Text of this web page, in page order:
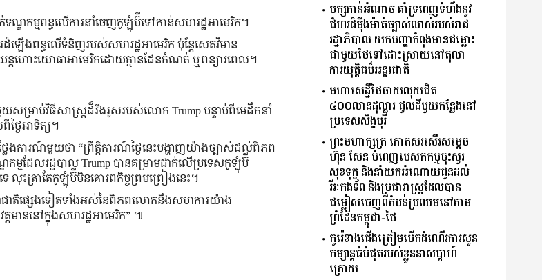
ទណ្ឌកម្មពន្ធលើការនាំចេញកូឡុំប៊ីទៅកាន់សហរដ្ឋអាមេរិក។
ើងពន្ធលើទំនិញរបស់សហរដ្ឋអាមេរិក ប៉ុន្តែសេតវិមាន
ហោះយោធាអាមេរិកដោយគ្មានដែនកំណត់ ឬពន្យារពេល។
សម្រាប់វិធីសាស្រ្តដ៏រឹងរូសរបស់លោក Trump បន្ទាប់ពីមេដឹកនាំ
ថ្ងៃអាទិត្យ។
ែងការណ៍មួយថា “ព្រឹត្តិការណ៍ថ្ងៃនេះបង្ហាញយ៉ាងច្បាស់ដល់ពិភព
ម្មដែលរដ្ឋបាល Trump បានគម្រាមដាក់លើប្រទេសកូឡុំប៊ី
េ លុះត្រាតែកូឡុំប៊ីមិនគោរពកិច្ចព្រមព្រៀងនេះ។
ាជាតិផ្សេងទៀតទាំងអស់នៃពិភពលោកនឹងសហការយ៉ាង
មាននៅក្នុងសហរដ្ឋអាមេរិក” ៕
បក្សកាន់អំណាច គាំទ្រពេញទំហឹងនូវ
ជំហរដ៏ម៉ឺងម៉ាត់ច្បាស់លាស់របស់រាជ
រដ្ឋាភិបាល យកបញ្ហាកំពុងមានជម្លោះ
ជាមួយថៃទៅដោះស្រាយនៅតុលា
ការយុត្តិធម៌អន្តរជាតិ
មហាសេដ្ឋីថៃចាយលុយជិត
៤០០លានដុល្លារ ជួលដីមួយកន្លែងនៅ
ប្រទេសសិង្ហបុរី
ព្រះមហាក្សត្រ កោតសរសើរសម្តេច
ហ៊ុន សែន បំពេញបេសកកម្មចុះសួរ
សុខទុក្ខ និងនាំយកអំណោយជូនដល់
រីរៈកងទ័ព និងប្រជារាស្ត្រដែលបាន
ជម្លៀសចេញពីតំបន់ប្រឈមនៅតាម
ព្រំដែនកម្ពុជា-ថៃ
កូរ៉េខាងជើងត្រៀមបើកដំណើរការសួន
កម្សាន្តធំបំផុតរបស់ខ្លួននាសប្ដាហ៍
ក្រោយ